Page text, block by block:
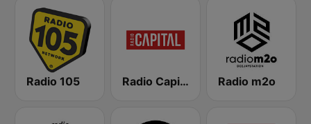
Radio 105 Radio Capital Radio m2o